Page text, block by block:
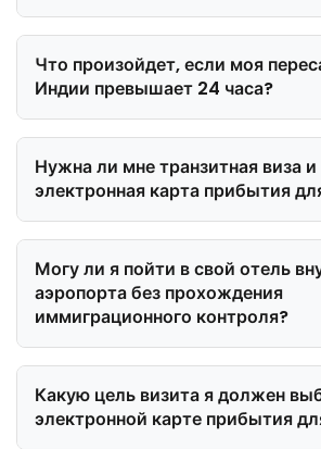
Что произойдет, если моя
Индии превышает 24 часа?
Нужна ли мне транзитная виза и
электронная карта прибытия
Могу ли я пойти в свой отель
аэропорта без прохождения
иммиграционного контроля?
Какую цель визита я должен
электронной карте прибытия